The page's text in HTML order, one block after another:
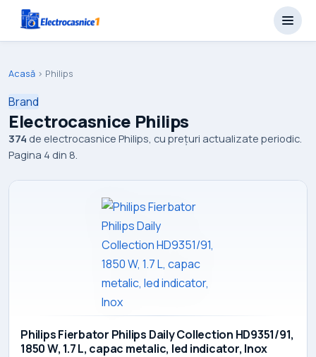
Acasă › Philips
Brand
Electrocasnice Philips
374 de electrocasnice Philips, cu prețuri actualizate periodic.
Pagina 4 din 8.
Philips Fierbator Philips Daily Collection HD9351/91,
1850 W, 1.7 L, capac metalic, led indicator, Inox